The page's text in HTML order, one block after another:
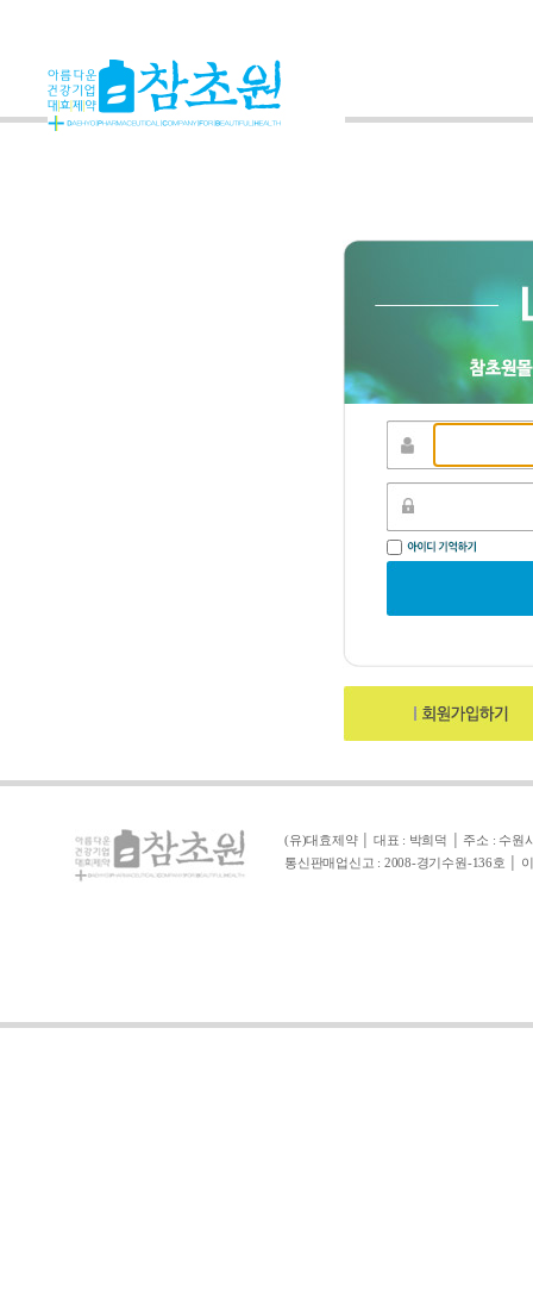
(유)대효제약 │ 대표 : 박희덕 │ 주소 : 수원
통신판매업신고 : 2008-경기수원-136호 │